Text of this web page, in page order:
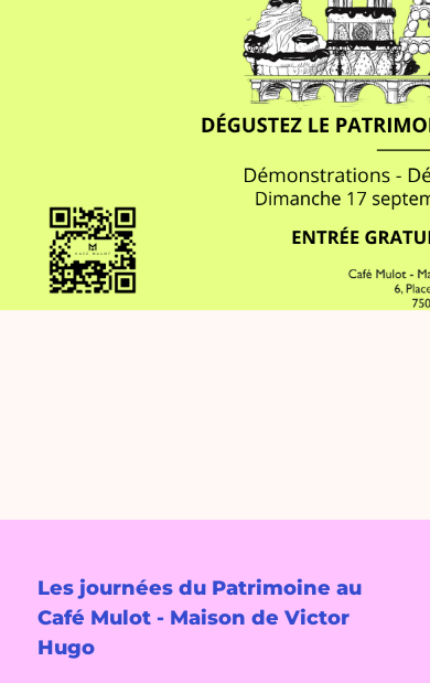
Les journées du Patrimoine au
Café Mulot - Maison de Victor
Hugo